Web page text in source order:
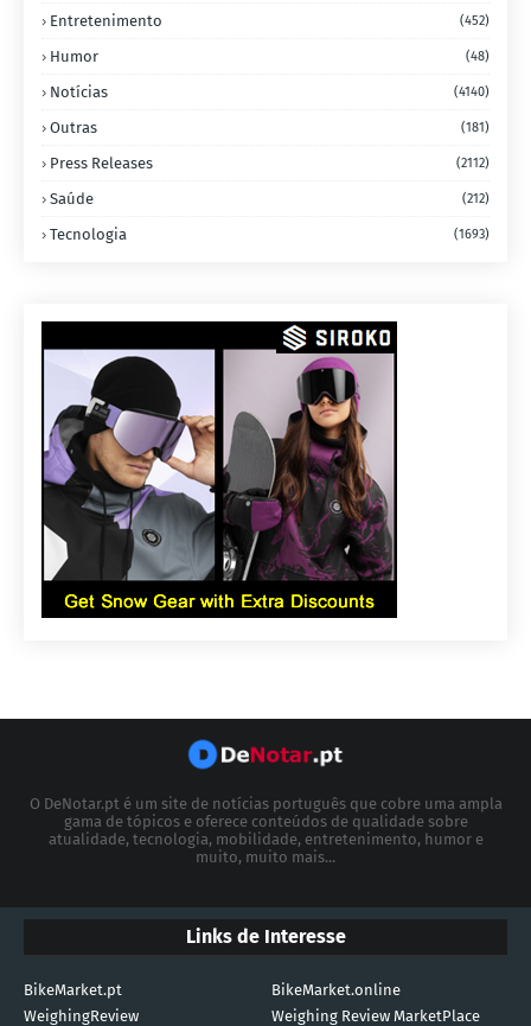
Entretenimento (452)
Humor (48)
Notícias (4140)
Outras (181)
Press Releases (2112)
Saúde (212)
Tecnologia (1693)
O DeNotar.pt é um site de notícias português que cobre uma ampla
gama de tópicos e oferece conteúdos de qualidade sobre
atualidade, tecnologia, mobilidade, entretenimento, humor e
muito, muito mais...
Links de Interesse
BikeMarket.pt
BikeMarket.online
WeighingReview
Weighing Review MarketPlace